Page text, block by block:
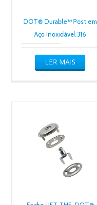
DOT® Durable™ Post em
Aço Inoxidável 316
LER MAIS